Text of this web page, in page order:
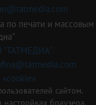
по печати и массовым
"ТАТМЕДИА"
сайтом.
браузера.